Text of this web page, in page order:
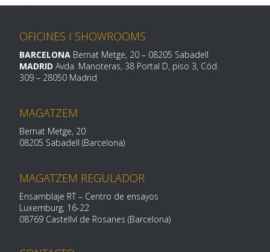
OFICINES I SHOWROOMS
BARCELONA Bernat Metge, 20 – 08205 Sabadell
MADRID Avda. Manoteras, 38 Portal D, piso 3, Cód.
309 – 28050 Madrid
MAGATZEM
Bernat Metge, 20
08205 Sabadell (Barcelona)
MAGATZEM REGULADOR
Ensamblaje RT – Centro de ensayos
Luxemburg, 16-22
08769 Castellví de Rosanes (Barcelona)